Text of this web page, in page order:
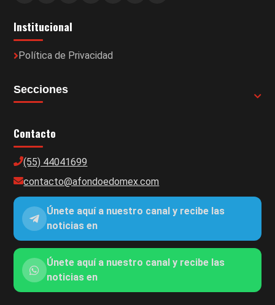
Institucional
Política de Privacidad
Secciones
Contacto
(55) 44041699
contacto@afondoedomex.com
Únete aquí a nuestro canal y recibe las
noticias en
Únete aquí a nuestro canal y recibe las
noticias en